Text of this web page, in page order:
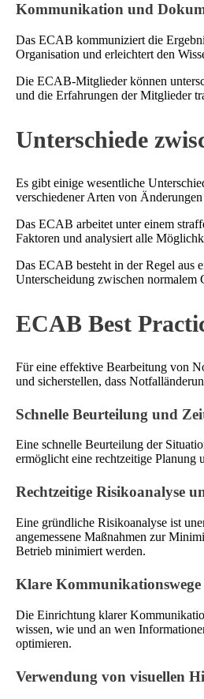
Kommunikation und
Das ECAB kommuniziert die
Organisation und erleichtert den
Die ECAB-Mitglieder können
und die Erfahrungen der Mitglieder
Unterschiede
Es gibt einige wesentliche
verschiedener Arten von
Das ECAB arbeitet unter einem
Faktoren und analysiert alle
Das ECAB besteht in der Regel aus
Unterscheidung zwischen
ECAB Best
Für eine effektive Bearbeitung von
und sicherstellen, dass
Schnelle Beurteilung und
Eine schnelle Beurteilung der
ermöglicht eine rechtzeitige
Rechtzeitige Risikoanalyse
Eine gründliche Risikoanalyse ist
angemessene Maßnahmen zur
Betrieb minimiert werden.
Klare
Die Einrichtung klarer
wissen, wie und an wen
optimieren.
Verwendung von visuellen